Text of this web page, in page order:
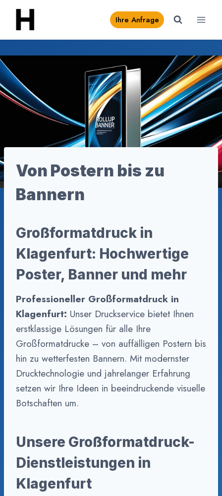
springen
Ihre Anfrage
Von Postern bis zu
Bannern
Großformatdruck in
Klagenfurt: Hochwertige
Poster, Banner und mehr
Professioneller Großformatdruck in
Klagenfurt: Unser Druckservice bietet Ihnen
erstklassige Lösungen für alle Ihre
Großformatdrucke – von auffälligen Postern bis
hin zu wetterfesten Bannern. Mit modernster
Drucktechnologie und jahrelanger Erfahrung
setzen wir Ihre Ideen in beeindruckende visuelle
Botschaften um.
Unsere Großformatdruck-
Dienstleistungen in
Klagenfurt